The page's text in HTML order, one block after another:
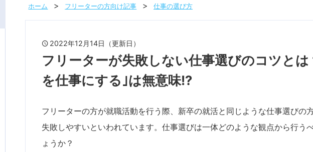
ホーム フリーターの方向け記事 仕事の選び方
2022年12月14日（更新日）
フリーターが失敗しない仕事選びのコツとは
を仕事にする｣は無意味!?
フリーターの方が就職活動を行う際、新卒の就活と同じような仕事選びの
失敗しやすいといわれています。仕事選びは一体どのような観点から行う
ょうか？